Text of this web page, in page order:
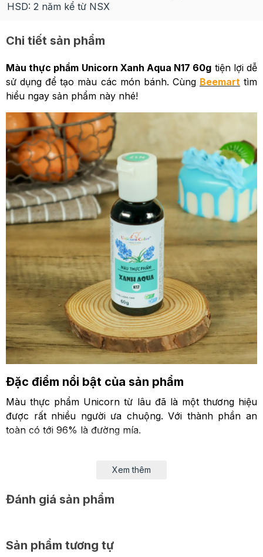
HSD: 2 năm kể từ NSX
Chi tiết sản phẩm
Màu thực phẩm Unicorn Xanh Aqua N17 60g tiện lợi dễ
sử dụng để tạo màu các món bánh. Cùng Beemart tìm
hiểu ngay sản phẩm này nhé!
Đặc điểm nổi bật của sản phẩm
Màu thực phẩm Unicorn từ lâu đã là một thương hiệu
được rất nhiều người ưa chuộng. Với thành phần an
toàn có tới 96% là đường mía.
Xem thêm
Đánh giá sản phẩm
Sản phẩm tương tự